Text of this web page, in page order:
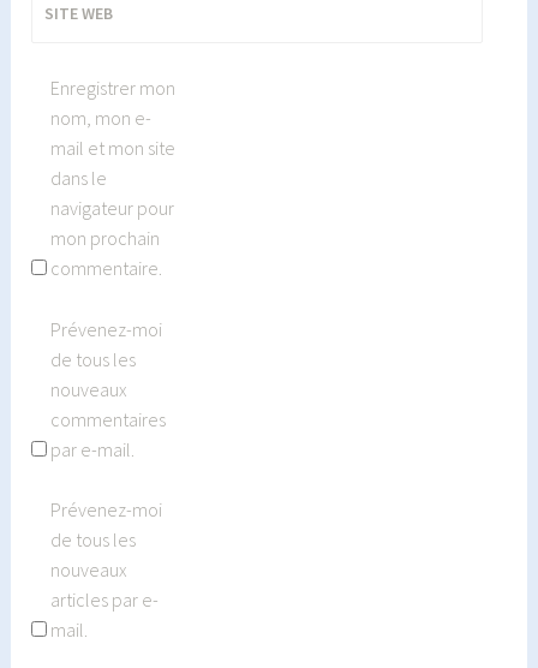
SITE WEB
Enregistrer mon
nom, mon e-
mail et mon site
dans le
navigateur pour
mon prochain
commentaire.
Prévenez-moi
de tous les
nouveaux
commentaires
par e-mail.
Prévenez-moi
de tous les
nouveaux
articles par e-
mail.